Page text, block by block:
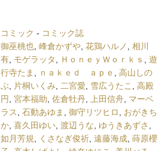
コミック - コミック誌
御巫桃也, 峰倉かずや, 花鶏ハルノ , 相川
有, モゲラッタ, ＨｏｎｅｙＷｏｒｋｓ , 遊
行寺たま , ｎａｋｅｄ ａｐｅ , 高山しの
ぶ, 片桐いくみ, 二宮愛, 雪広うたこ , 高殿
円, 宮本福助, 佐倉牡丹, 上田信舟, マーベ
ラス, 石動あゆま , 御守リツヒロ, おがきち
か, 喜久田ゆい, 渡辺うな, ゆうきあずさ ,
如月芳規, くさなぎ俊祈, 遠藤海成, 蒔原櫻